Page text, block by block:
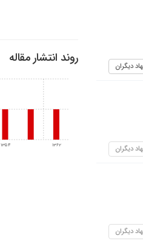
دیگران
دیگران
دیگران
روند انتشار مقاله
1354 1362